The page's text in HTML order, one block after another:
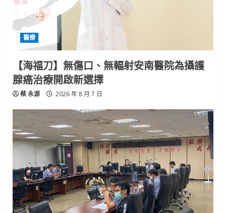
醫療
【海福刀】無傷口、無輻射安南醫院為攝護
腺癌治療開啟新選擇
蔡 永源 2026 年 8 月 7 日